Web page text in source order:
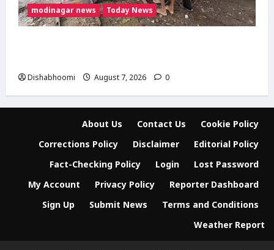
modinagar news Today News
Dishabhoomi August 7, 2026 0
About Us Contact Us
Cookie Policy
Corrections Policy
Disclaimer
Editorial Policy
Fact-Checking Policy
Login
Lost Password
My Account
Privacy Policy
Reporter Dashboard
Sign Up
Submit News
Terms and Conditions
Weather Report